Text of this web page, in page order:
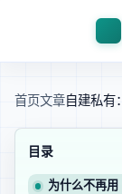
首页文章 自建私有 PyPI
目录
为什么不再用 submodule